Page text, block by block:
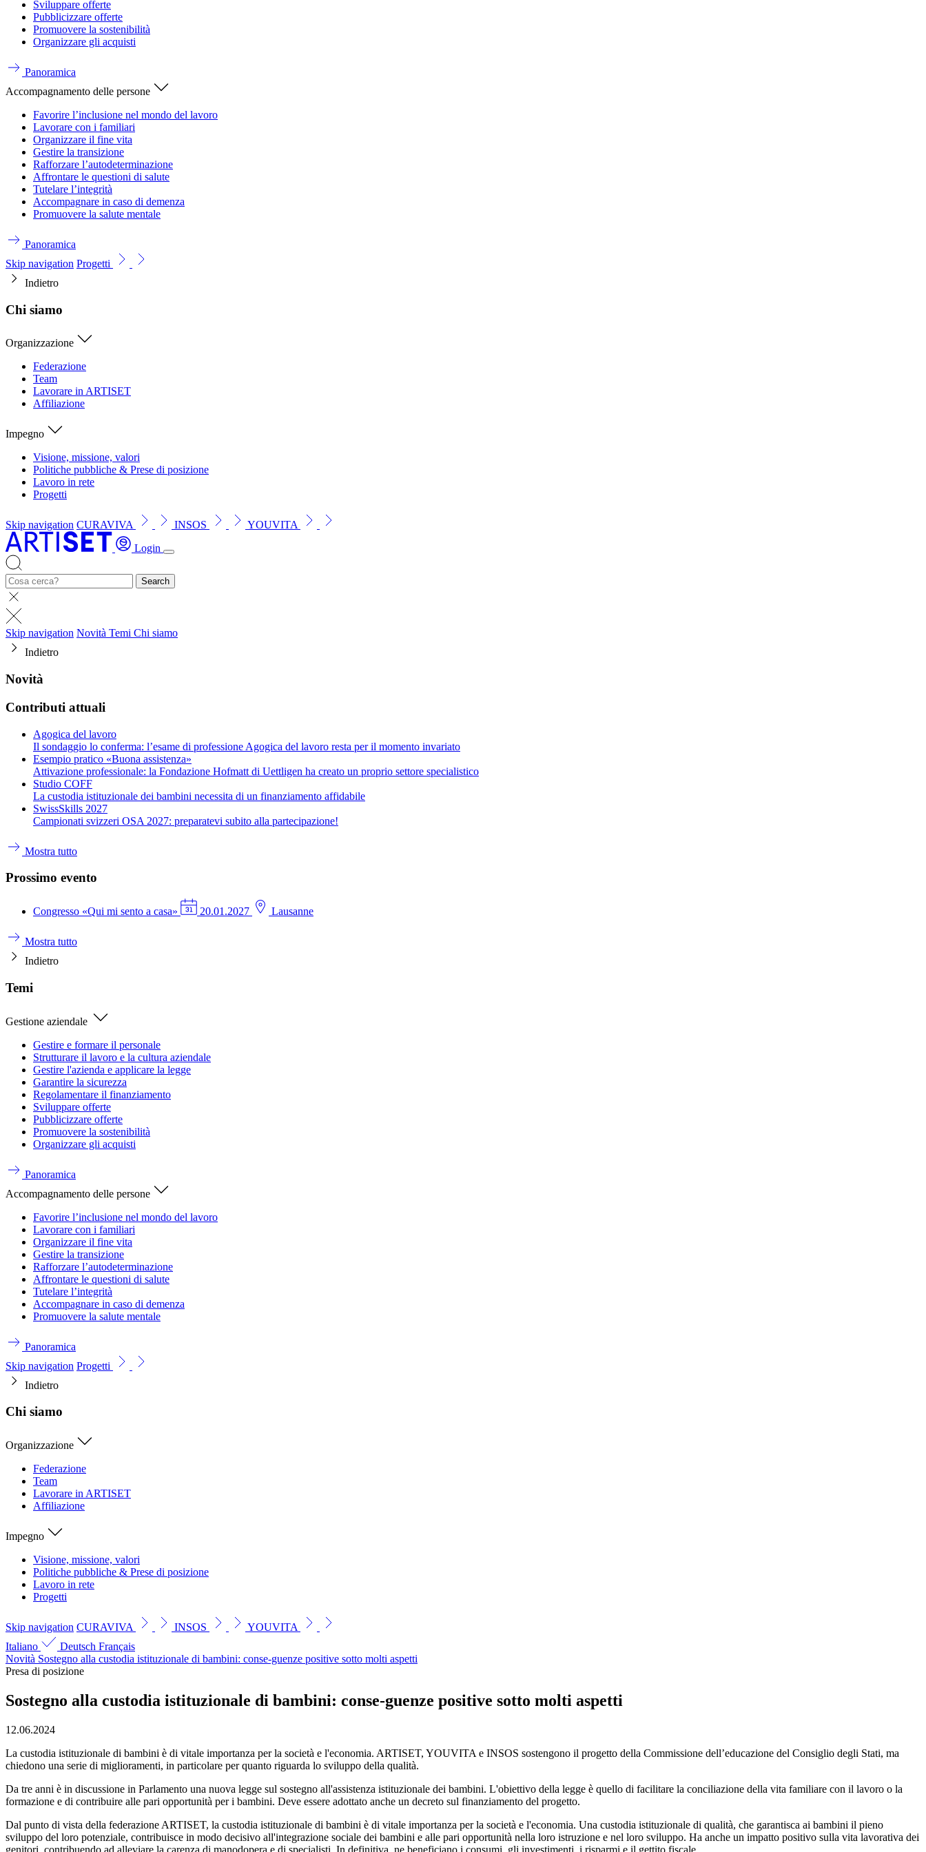
Sviluppare offerte
Pubblicizzare offerte
Promuovere la sostenibilità
Organizzare gli acquisti
Panoramica
Accompagnamento delle persone
Favorire l’inclusione nel mondo del lavoro
Lavorare con i familiari
Organizzare il fine vita
Gestire la transizione
Rafforzare l’autodeterminazione
Affrontare le questioni di salute
Tutelare l’integrità
Accompagnare in caso di demenza
Promuovere la salute mentale
Panoramica
Skip navigation Progetti
Indietro
Chi siamo
Organizzazione
Federazione
Team
Lavorare in ARTISET
Affiliazione
Impegno
Visione, missione, valori
Politiche pubbliche & Prese di posizione
Lavoro in rete
Progetti
Skip navigation CURAVIVA INSOS
YOUVITA
Login
Search
Skip navigation Novità Temi Chi siamo
Indietro
Novità
Contributi attuali
Agogica del lavoro
Il sondaggio lo conferma: l’esame di professione Agogica del lavoro resta per il momento invariato
Esempio pratico «Buona assistenza»
Attivazione professionale: la Fondazione Hofmatt di Uettligen ha creato un proprio settore specialistico
Studio COFF
La custodia istituzionale dei bambini necessita di un finanziamento affidabile
SwissSkills 2027
Campionati svizzeri OSA 2027: preparatevi subito alla partecipazione!
Mostra tutto
Prossimo evento
Congresso «Qui mi sento a casa» 20.01.2027 Lausanne
Mostra tutto
Indietro
Temi
Gestione aziendale
Gestire e formare il personale
Strutturare il lavoro e la cultura aziendale
Gestire l'azienda e applicare la legge
Garantire la sicurezza
Regolamentare il finanziamento
Sviluppare offerte
Pubblicizzare offerte
Promuovere la sostenibilità
Organizzare gli acquisti
Panoramica
Accompagnamento delle persone
Favorire l’inclusione nel mondo del lavoro
Lavorare con i familiari
Organizzare il fine vita
Gestire la transizione
Rafforzare l’autodeterminazione
Affrontare le questioni di salute
Tutelare l’integrità
Accompagnare in caso di demenza
Promuovere la salute mentale
Panoramica
Skip navigation Progetti
Indietro
Chi siamo
Organizzazione
Federazione
Team
Lavorare in ARTISET
Affiliazione
Impegno
Visione, missione, valori
Politiche pubbliche & Prese di posizione
Lavoro in rete
Progetti
Skip navigation CURAVIVA INSOS
YOUVITA
Italiano
Deutsch Français
Novità Sostegno alla custodia istituzionale di bambini: conse-guenze positive sotto molti aspetti
Presa di posizione
Sostegno alla custodia istituzionale di bambini: conse-guenze positive sotto molti aspetti
12.06.2024
La custodia istituzionale di bambini è di vitale importanza per la società e l'economia. ARTISET, YOUVITA e INSOS sostengono il progetto della Commissione dell’educazione del Consiglio degli Stati, ma
chiedono una serie di miglioramenti, in particolare per quanto riguarda lo sviluppo della qualità.
Da tre anni è in discussione in Parlamento una nuova legge sul sostegno all'assistenza istituzionale dei bambini. L'obiettivo della legge è quello di facilitare la conciliazione della vita familiare con il lavoro o la
formazione e di contribuire alle pari opportunità per i bambini. Deve essere adottato anche un decreto sul finanziamento del progetto.
Dal punto di vista della federazione ARTISET, la custodia istituzionale di bambini è di vitale importanza per la società e l'economia. Una custodia istituzionale di qualità, che garantisca ai bambini il pieno
sviluppo del loro potenziale, contribuisce in modo decisivo all'integrazione sociale dei bambini e alle pari opportunità nella loro istruzione e nel loro sviluppo. Ha anche un impatto positivo sulla vita lavorativa dei
genitori, contribuendo ad alleviare la carenza di manodopera e di specialisti. In definitiva, ne beneficiano i consumi, gli investimenti, i risparmi e il gettito fiscale.